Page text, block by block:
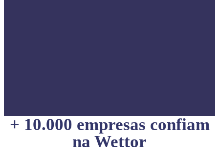
+ 10.000 empresas confiam
na Wettor